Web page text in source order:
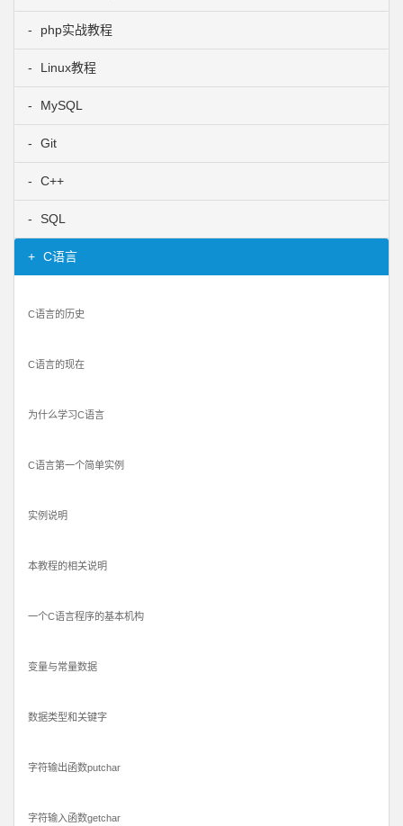
php实战教程
Linux教程
MySQL
Git
C++
SQL
C语言
C语言的历史
C语言的现在
为什么学习C语言
C语言第一个简单实例
实例说明
本教程的相关说明
一个C语言程序的基本机构
变量与常量数据
数据类型和关键字
字符输出函数putchar
字符输入函数getchar